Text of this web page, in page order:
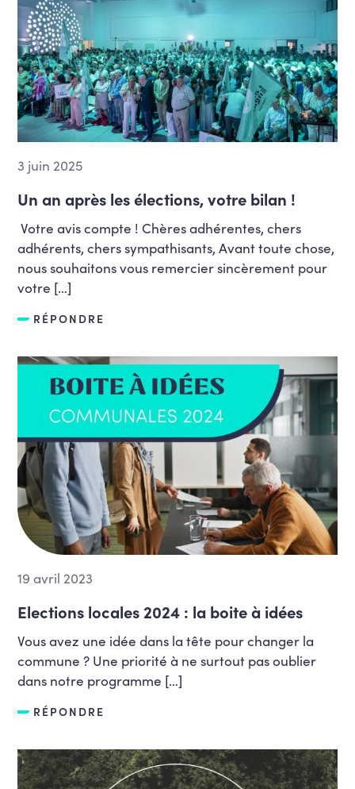
3 juin 2025
Un an après les élections, votre bilan !
Votre avis compte ! Chères adhérentes, chers
adhérents, chers sympathisants, Avant toute chose,
nous souhaitons vous remercier sincèrement pour
votre […]
RÉPONDRE
19 avril 2023
Elections locales 2024 : la boite à idées
Vous avez une idée dans la tête pour changer la
commune ? Une priorité à ne surtout pas oublier
dans notre programme […]
RÉPONDRE